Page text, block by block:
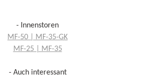
- Innenstoren
MF-50 | MF-35-GK
MF-25 | MF-35
- Auch interessant